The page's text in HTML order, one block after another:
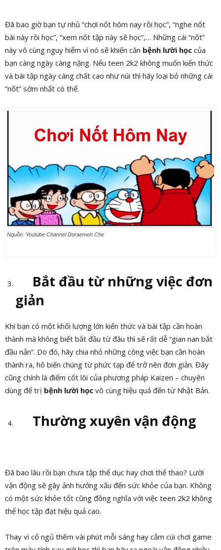
Đã bao giờ bạn tự nhủ “chơi nốt hôm nay rồi học”, “nghe nốt
bài này rồi học”, “xem nốt tập này sẽ học”,… Những cái “nốt”
này vô cùng nguy hiểm vì nó sẽ khiến căn bệnh lười học của
bạn càng ngày càng nặng. Nếu teen 2k2 không muốn kiến thức
và bài tập ngày càng chất cao như núi thì hãy loại bỏ những cái
“nốt” sớm nhất có thể.
Nguồn: Youtube Channel Doraemon Che
Bắt đầu từ những việc đơn
giản
Khi bạn có một khối lượng lớn kiến thức và bài tập cần hoàn
thành mà không biết bắt đầu từ đâu thì sẽ rất dễ “gian nan bắt
đầu nản”. Do đó, hãy chia nhỏ những công việc bạn cần hoàn
thành ra, hô biến chúng từ phức tạp để trở nên đơn giản. Đây
cũng chính là điểm cốt lõi của phương pháp Kaizen – chuyên
dùng để trị bệnh lười học vô cùng hiệu quả đến từ Nhật Bản.
Thường xuyên vận động
Đã bao lâu rồi bạn chưa tập thể dục hay chơi thể thao? Lười
vận động sẽ gây ảnh hưởng xấu đến sức khỏe của bạn. Không
có một sức khỏe tốt cũng đồng nghĩa với việc teen 2k2 không
thể học tập đạt hiệu quả cao.
Thay vì cố ngủ thêm vài phút mỗi sáng hay cắm cúi chơi game